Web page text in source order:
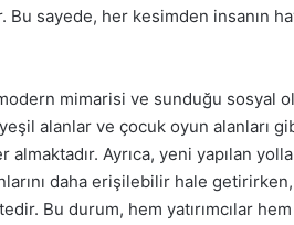
sayede, her kesimden insanın
mimarisi ve sunduğu sosyal
alanlar ve çocuk oyun alanları
almaktadır. Ayrıca, yeni yapılan
daha erişilebilir hale
Bu durum, hem yatırımcılar